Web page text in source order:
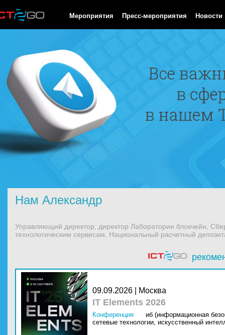
Мероприятия Пресс-мероприятия Новости
Нам Александр
Управляющий директор, директор Лаборатории блокчейн,
технологическим сервисам, Национальный расчетный
09.09.2026 | Москва
IT Elements 2026
Конференция
иб (информационная
сетевые технологии, искусственный